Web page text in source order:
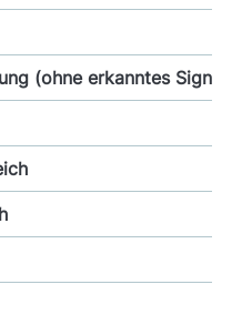
(ohne erkanntes Signal)